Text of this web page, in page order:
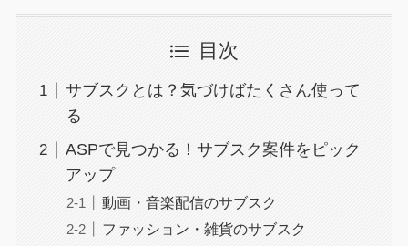
目次
サブスクとは？気づけばたくさん使って
る
ASPで見つかる！サブスク案件をピック
アップ
動画・音楽配信のサブスク
ファッション・雑貨のサブスク